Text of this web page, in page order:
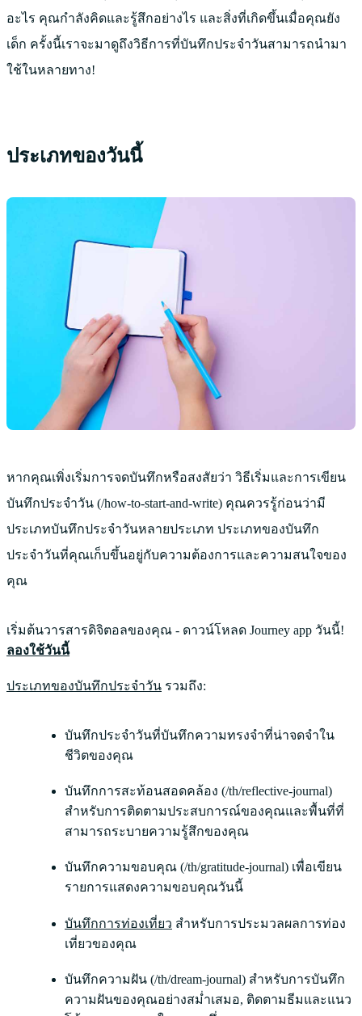
อะไร คุณกำลังคิดและรู้สึกอย่างไร และสิ่งที่เกิดขึ้นเมื่อคุณยัง
เด็ก ครั้งนี้เราจะมาดูถึงวิธีการที่บันทึกประจำวันสามารถนำมา
ใช้ในหลายทาง!
ประเภทของวันนี้
หากคุณเพิ่งเริ่มการจดบันทึกหรือสงสัยว่า วิธีเริ่มและการเขียน
บันทึกประจำวัน (/how-to-start-and-write) คุณควรรู้ก่อนว่ามี
ประเภทบันทึกประจำวันหลายประเภท ประเภทของบันทึก
ประจำวันที่คุณเก็บขึ้นอยู่กับความต้องการและความสนใจของ
คุณ
เริ่มต้นวารสารดิจิตอลของคุณ - ดาวน์โหลด Journey app วันนี้!
ลองใช้วันนี้
ประเภทของบันทึกประจำวัน รวมถึง:
บันทึกประจำวันที่บันทึกความทรงจำที่น่าจดจำใน
ชีวิตของคุณ
บันทึกการสะท้อนสอดคล้อง (/th/reflective-journal)
สำหรับการติดตามประสบการณ์ของคุณและพื้นที่ที่
สามารถระบายความรู้สึกของคุณ
บันทึกความขอบคุณ (/th/gratitude-journal) เพื่อเขียน
รายการแสดงความขอบคุณวันนี้
บันทึกการท่องเที่ยว สำหรับการประมวลผลการท่อง
เที่ยวของคุณ
บันทึกความฝัน (/th/dream-journal) สำหรับการบันทึก
ความฝันของคุณอย่างสม่ำเสมอ, ติดตามธีมและแนว